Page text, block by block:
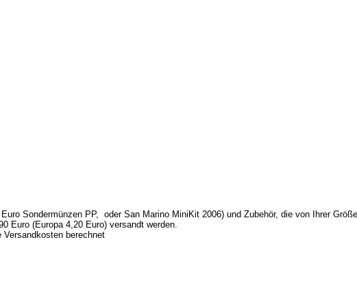
Sondermünzen PP, oder San Marino MiniKit 2006) und Zubehör, die von Ihrer
Euro (Europa 4,20 Euro) versandt werden.
Versandkosten berechnet